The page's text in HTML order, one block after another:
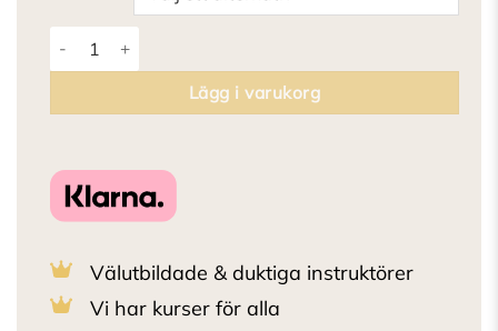
Fritt följ "The reunion" mängd
Lägg i varukorg
Välutbildade & duktiga instruktörer
Vi har kurser för alla